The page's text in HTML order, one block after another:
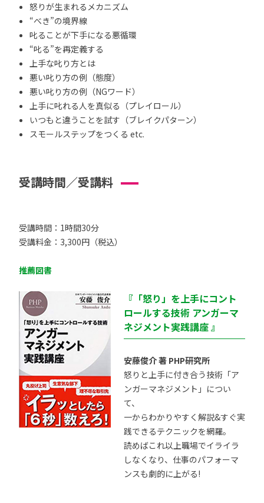
怒りが生まれるメカニズム
“べき”の境界線
叱ることが下手になる悪循環
“叱る”を再定義する
上手な叱り方とは
悪い叱り方の例（態度）
悪い叱り方の例（NGワード）
上手に叱れる人を真似る（プレイロール）
いつもと違うことを試す（ブレイクパターン）
スモールステップをつくる etc.
受講時間／受講料
受講時間：1時間30分
受講料金：3,300円（税込）
推薦図書
『「怒り」を上手にコント
ロールする技術 アンガーマ
ネジメント実践講座 』
安藤俊介 著 PHP研究所
怒りと上手に付き合う技術「ア
ンガーマネジメント」につい
て、
一からわかりやすく解説&すぐ実
践できるテクニックを網羅。
読めばこれ以上職場でイライラ
しなくなり、仕事のパフォーマ
ンスも劇的に上がる!